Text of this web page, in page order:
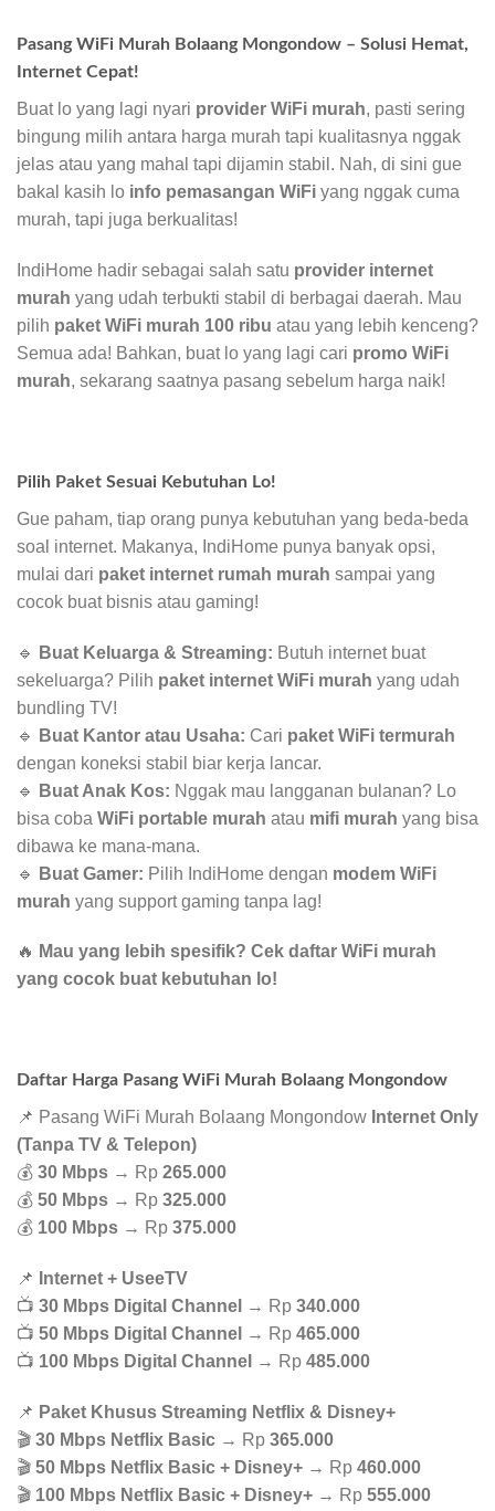
Pasang WiFi Murah Bolaang Mongondow – Solusi Hemat,
Internet Cepat!
Buat lo yang lagi nyari provider WiFi murah, pasti sering
bingung milih antara harga murah tapi kualitasnya nggak
jelas atau yang mahal tapi dijamin stabil. Nah, di sini gue
bakal kasih lo info pemasangan WiFi yang nggak cuma
murah, tapi juga berkualitas!
IndiHome hadir sebagai salah satu provider internet
murah yang udah terbukti stabil di berbagai daerah. Mau
pilih paket WiFi murah 100 ribu atau yang lebih kenceng?
Semua ada! Bahkan, buat lo yang lagi cari promo WiFi
murah, sekarang saatnya pasang sebelum harga naik!
Pilih Paket Sesuai Kebutuhan Lo!
Gue paham, tiap orang punya kebutuhan yang beda-beda
soal internet. Makanya, IndiHome punya banyak opsi,
mulai dari paket internet rumah murah sampai yang
cocok buat bisnis atau gaming!
🔹 Buat Keluarga & Streaming: Butuh internet buat
sekeluarga? Pilih paket internet WiFi murah yang udah
bundling TV!
🔹
Buat Kantor atau Usaha: Cari paket WiFi termurah
dengan koneksi stabil biar kerja lancar.
🔹
Buat Anak Kos: Nggak mau langganan bulanan? Lo
bisa coba WiFi portable murah atau mifi murah yang bisa
dibawa ke mana-mana.
🔹
Buat Gamer: Pilih IndiHome dengan modem WiFi
murah yang support gaming tanpa lag!
🔥 Mau yang lebih spesifik? Cek daftar WiFi murah
yang cocok buat kebutuhan lo!
Daftar Harga Pasang WiFi Murah Bolaang Mongondow
📌 Pasang WiFi Murah Bolaang Mongondow Internet Only
(Tanpa TV & Telepon)
💰 30 Mbps → Rp 265.000
💰 50 Mbps → Rp 325.000
💰 100 Mbps → Rp 375.000
📌
Internet + UseeTV
📺 30 Mbps Digital Channel → Rp 340.000
📺 50 Mbps Digital Channel → Rp 465.000
📺 100 Mbps Digital Channel → Rp 485.000
📌 Paket Khusus Streaming Netflix & Disney+
🎬 30 Mbps Netflix Basic → Rp 365.000
🎬 50 Mbps Netflix Basic + Disney+ → Rp 460.000
🎬 100 Mbps Netflix Basic + Disney+ → Rp 555.000